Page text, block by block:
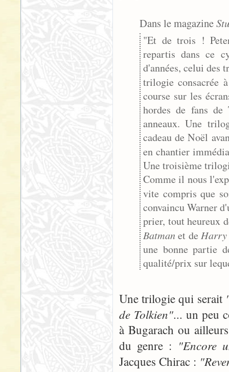
Dans le magazine
"Et de trois !
repartis dans ce
d'années, celui des
trilogie consacrée
course sur les
hordes de fans
anneaux. Une
cadeau de Noël
en chantier
Une troisième
Comme il nous
vite compris que
convaincu Warner
prier, tout heureux
Batmanet de Harry
une bonne partie
qualité/prix sur
Une trilogie qui serait
de Tolkien"... un peu
à Bugarach ou
du genre : "Encore
Jacques Chirac :